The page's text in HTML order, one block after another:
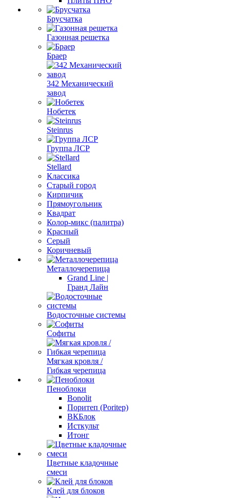
Брусчатка
Газонная решетка
Браер
342 Механический
завод
Нобетек
Steinrus
Группа ЛСР
Stellard
Классика
Старый город
Кирпичик
Прямоугольник
Квадрат
Колор-микс (палитра)
Красный
Серый
Коричневый
Металлочерепица
Grand Line |
Гранд Лайн
Водосточные системы
Софиты
Мягкая кровля /
Гибкая черепица
Пеноблоки
Bonolit
Поритеп (Poritep)
ВКБлок
Исткульт
Итонг
Цветные кладочные
смеси
Клей для блоков